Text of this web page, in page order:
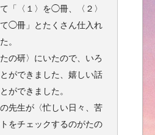
「〈１〉を◯冊、〈２〉
◯冊」とたくさん仕入れ
。
の研〉にいたので、いろ
ができました、嬉しい話
ができました。
先生が〈忙しい日々、苦
をチェックするのがたの